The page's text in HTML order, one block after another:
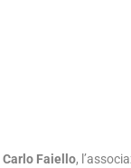
Carlo Faiello,